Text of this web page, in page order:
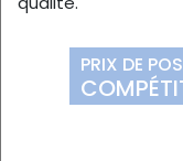
PRIX DE